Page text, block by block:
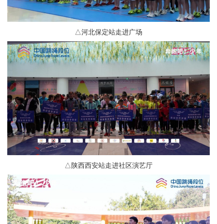
△河北保定站走进广场
△陕西西安站走进社区演艺厅